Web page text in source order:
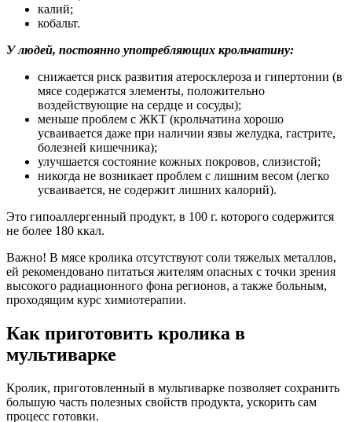
калий;
кобальт.
У людей, постоянно употребляющих крольчатину:
снижается риск развития атеросклероза и гипертонии (в
мясе содержатся элементы, положительно
воздействующие на сердце и сосуды);
меньше проблем с ЖКТ (крольчатина хорошо
усваивается даже при наличии язвы желудка, гастрите,
болезней кишечника);
улучшается состояние кожных покровов, слизистой;
никогда не возникает проблем с лишним весом (легко
усваивается, не содержит лишних калорий).
Это гипоаллергенный продукт, в 100 г. которого содержится
не более 180 ккал.
Важно! В мясе кролика отсутствуют соли тяжелых металлов,
ей рекомендовано питаться жителям опасных с точки зрения
высокого радиационного фона регионов, а также больным,
проходящим курс химиотерапии.
Как приготовить кролика в
мультиварке
Кролик, приготовленный в мультиварке позволяет сохранить
большую часть полезных свойств продукта, ускорить сам
процесс готовки.